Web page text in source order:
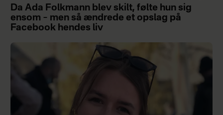
Da Ada Folkmann blev skilt, følte hun sig
ensom – men så ændrede et opslag på
Facebook hendes liv